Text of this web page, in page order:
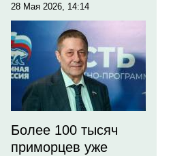
28 Мая 2026, 14:14
Более 100 тысяч
приморцев уже